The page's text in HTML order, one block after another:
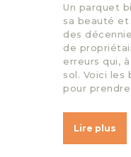
Un parquet
sa beauté
des
de
erreurs qui,
sol. Voici les
pour
Lire plus